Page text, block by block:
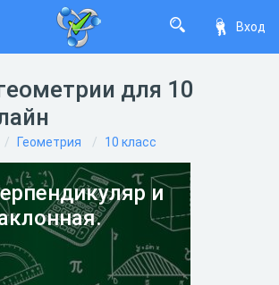
Вход
для 10
Геометрия 10 класс
и